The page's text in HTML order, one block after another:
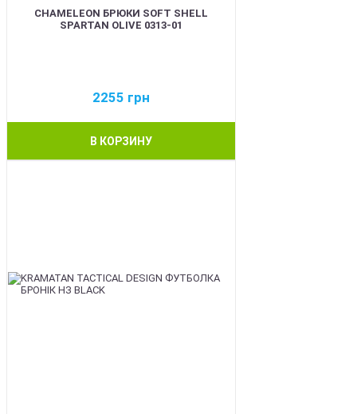
CHAMELEON БРЮКИ SOFT SHELL
SPARTAN OLIVE 0313-01
2255 грн
В КОРЗИНУ